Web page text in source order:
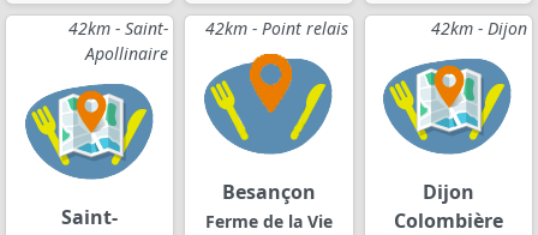
42km - Saint-
Apollinaire
Saint-
42km - Point relais
Besançon
Ferme de la Vie
42km - Dijon
Dijon
Colombière